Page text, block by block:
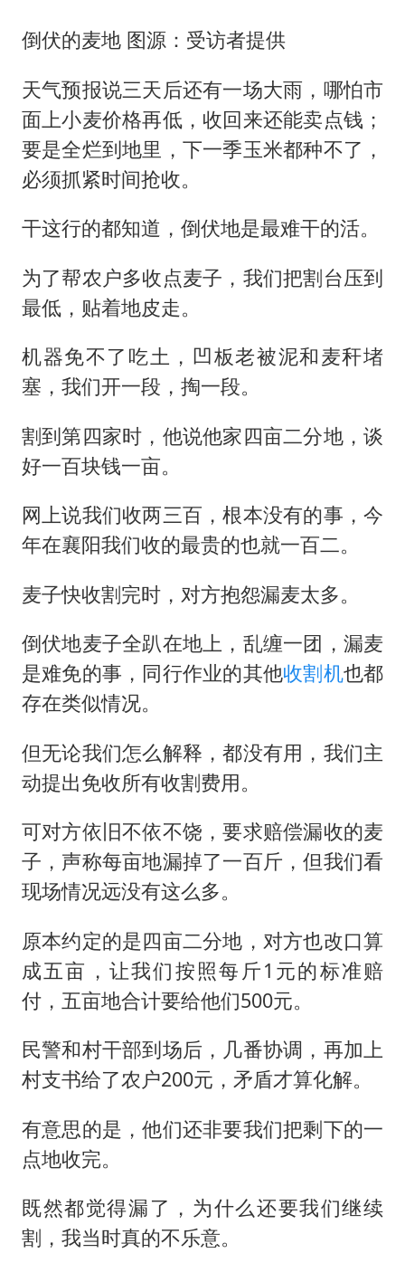
倒伏的麦地 图源：受访者提供
天气预报说三天后还有一场大雨，哪怕市
面上小麦价格再低，收回来还能卖点钱；
要是全烂到地里，下一季玉米都种不了，
必须抓紧时间抢收。
干这行的都知道，倒伏地是最难干的活。
为了帮农户多收点麦子，我们把割台压到
最低，贴着地皮走。
机器免不了吃土，凹板老被泥和麦秆堵
塞，我们开一段，掏一段。
割到第四家时，他说他家四亩二分地，谈
好一百块钱一亩。
网上说我们收两三百，根本没有的事，今
年在襄阳我们收的最贵的也就一百二。
麦子快收割完时，对方抱怨漏麦太多。
倒伏地麦子全趴在地上，乱缠一团，漏麦
是难免的事，同行作业的其他收割机也都
存在类似情况。
但无论我们怎么解释，都没有用，我们主
动提出免收所有收割费用。
可对方依旧不依不饶，要求赔偿漏收的麦
子，声称每亩地漏掉了一百斤，但我们看
现场情况远没有这么多。
原本约定的是四亩二分地，对方也改口算
成五亩，让我们按照每斤1元的标准赔
付，五亩地合计要给他们500元。
民警和村干部到场后，几番协调，再加上
村支书给了农户200元，矛盾才算化解。
有意思的是，他们还非要我们把剩下的一
点地收完。
既然都觉得漏了，为什么还要我们继续
割，我当时真的不乐意。